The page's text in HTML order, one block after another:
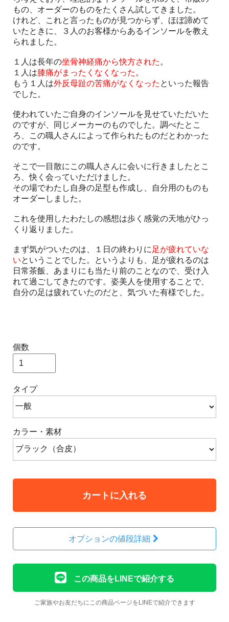
もの、オーダーのものをたくさん試してきました。
けれど、これと言ったものが見つからず、ほぼ諦めて
いたときに、３人のお客様からあるインソールを教え
られました。
１人は長年の坐骨神経痛から快方された 。
１人は膝痛がまったくなくなった 。
もう１人は外反母趾の苦痛がなくなった といった報告
でした。
使われていたご自身のインソールを見せていただいた
のですが、同じメーカーのものでした。調べたとこ
ろ、この職人さんによって作られたものだとわかった
のです。
そこで一目散にこの職人さんに会いに行きましたとこ
ろ、快く会っていただけました。
その場でわたし自身の足型も作成し、自分用のものも
オーダーしました。
これを使用したわたしの感想は歩く感覚の天地がひっ
くり返りました。
まず気がついたのは、１日の終わりに 足が疲れていな
いということでした。というよりも、足が疲れるのは
日常茶飯、あまりにも当たり前のことなので、受け入
れて過ごしてきたのです。姿美人を使用することで、
自分の足は疲れていたのだと、気づいた有様でした。
個数
タイプ
カラー・素材
カートに入れる
オプションの値段詳細
この商品をLINEで紹介する
ご家族やお友だちにこの商品ページをLINEで紹介できます